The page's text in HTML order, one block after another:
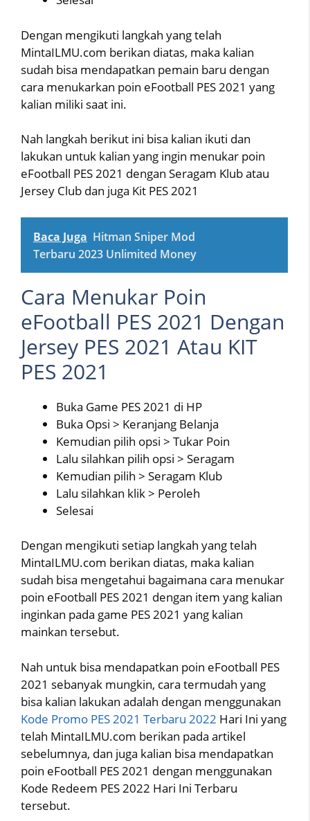
Dengan mengikuti langkah yang telah
MintaILMU.com berikan diatas, maka kalian
sudah bisa mendapatkan pemain baru dengan
cara menukarkan poin eFootball PES 2021 yang
kalian miliki saat ini.
Nah langkah berikut ini bisa kalian ikuti dan
lakukan untuk kalian yang ingin menukar poin
eFootball PES 2021 dengan Seragam Klub atau
Jersey Club dan juga Kit PES 2021
Baca Juga Hitman Sniper Mod
Terbaru 2023 Unlimited Money
Cara Menukar Poin
eFootball PES 2021 Dengan
Jersey PES 2021 Atau KIT
PES 2021
Buka Game PES 2021 di HP
Buka Opsi > Keranjang Belanja
Kemudian pilih opsi > Tukar Poin
Lalu silahkan pilih opsi > Seragam
Kemudian pilih > Seragam Klub
Lalu silahkan klik > Peroleh
Selesai
Dengan mengikuti setiap langkah yang telah
MintaILMU.com berikan diatas, maka kalian
sudah bisa mengetahui bagaimana cara menukar
poin eFootball PES 2021 dengan item yang kalian
inginkan pada game PES 2021 yang kalian
mainkan tersebut.
Nah untuk bisa mendapatkan poin eFootball PES
2021 sebanyak mungkin, cara termudah yang
bisa kalian lakukan adalah dengan menggunakan
Kode Promo PES 2021 Terbaru 2022 Hari Ini yang
telah MintaILMU.com berikan pada artikel
sebelumnya, dan juga kalian bisa mendapatkan
poin eFootball PES 2021 dengan menggunakan
Kode Redeem PES 2022 Hari Ini Terbaru
tersebut.